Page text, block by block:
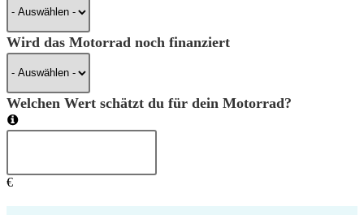
Wird das Motorrad noch finanziert
Welchen Wert schätzt du für dein Motorrad?
€